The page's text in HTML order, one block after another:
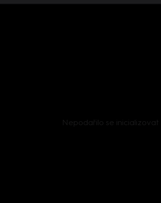
Nepodařilo se inicializovat